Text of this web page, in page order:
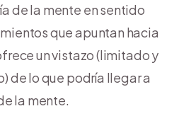
de la mente en sentido
que apuntan hacia
un vistazo (limitado y
de lo que podría llegar a
la mente.